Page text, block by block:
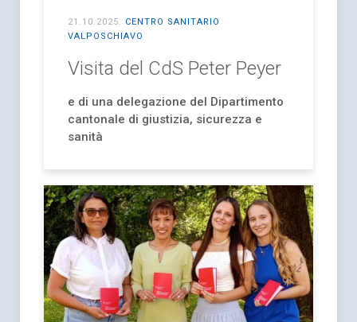
21.10.2025. CENTRO SANITARIO
VALPOSCHIAVO
Visita del CdS Peter Peyer
e di una delegazione del Dipartimento
cantonale di giustizia, sicurezza e
sanità